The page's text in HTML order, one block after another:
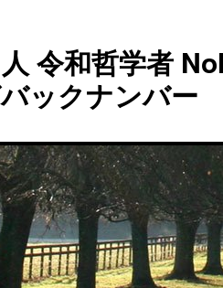
令和哲学者
ックナンバー